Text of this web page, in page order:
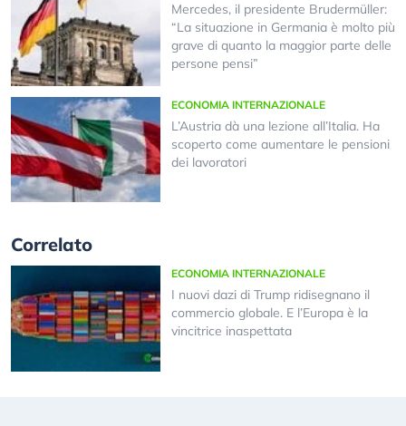
Mercedes, il presidente Brudermüller:
“La situazione in Germania è molto più
grave di quanto la maggior parte delle
persone pensi”
ECONOMIA INTERNAZIONALE
L’Austria dà una lezione all’Italia. Ha
scoperto come aumentare le pensioni
dei lavoratori
Correlato
ECONOMIA INTERNAZIONALE
I nuovi dazi di Trump ridisegnano il
commercio globale. E l’Europa è la
vincitrice inaspettata